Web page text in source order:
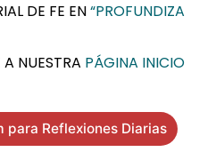
DE FE EN“PROFUNDIZA
NUESTRA PÁGINA INICIO
para Reflexiones Diarias